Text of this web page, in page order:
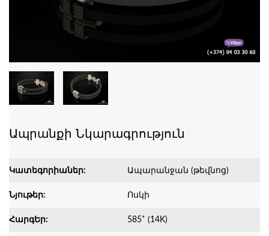
Ապրանքի Նկարագրություն
Կատեգորիաներ: Ապարանջան (թեվնոց)
Նյութեր: Ոսկի
ՀարգԵր: 585˚ (14K)